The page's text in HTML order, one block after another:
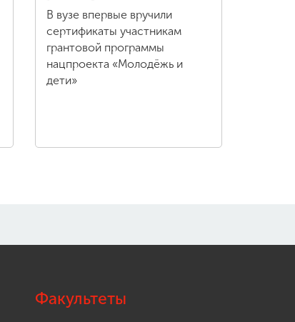
В вузе впервые вручили
сертификаты участникам
грантовой программы
нацпроекта «Молодёжь и
дети»
Факультеты